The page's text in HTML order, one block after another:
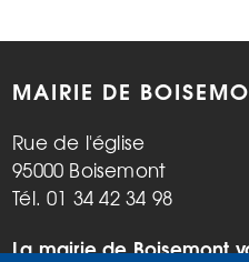
MAIRIE DE
Rue de l'église
95000 Boisemont
Tél. 01 34 42 34 98
La mairie de Boisemont